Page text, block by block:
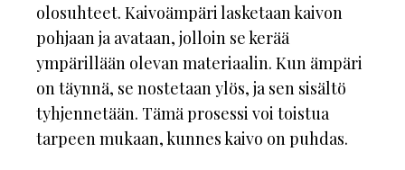
olosuhteet. Kaivoämpäri lasketaan kaivon
pohjaan ja avataan, jolloin se kerää
ympärillään olevan materiaalin. Kun ämpäri
on täynnä, se nostetaan ylös, ja sen sisältö
tyhjennetään. Tämä prosessi voi toistua
tarpeen mukaan, kunnes kaivo on puhdas.